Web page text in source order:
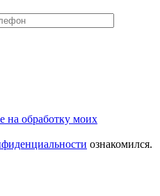
на обработку моих
ознакомился.